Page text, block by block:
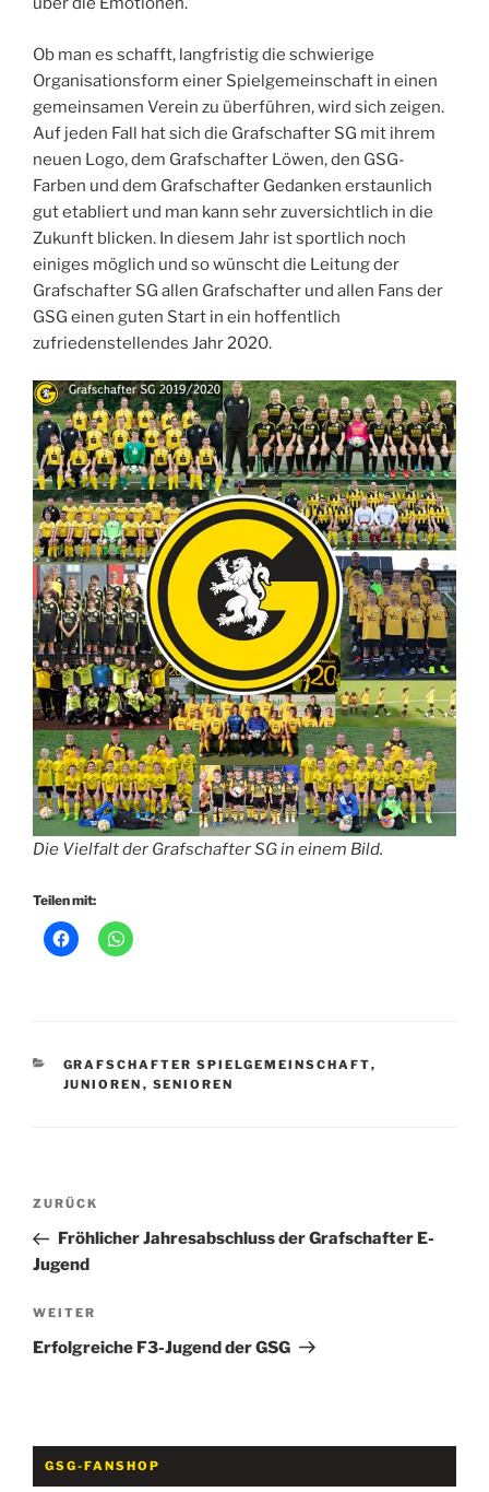
Ob man es schafft, langfristig die schwierige
Organisationsform einer Spielgemeinschaft in einen
gemeinsamen Verein zu überführen, wird sich zeigen.
Auf jeden Fall hat sich die Grafschafter SG mit ihrem
neuen Logo, dem Grafschafter Löwen, den GSG-
Farben und dem Grafschafter Gedanken erstaunlich
gut etabliert und man kann sehr zuversichtlich in die
Zukunft blicken. In diesem Jahr ist sportlich noch
einiges möglich und so wünscht die Leitung der
Grafschafter SG allen Grafschafter und allen Fans der
GSG einen guten Start in ein hoffentlich
zufriedenstellendes Jahr 2020.
Die Vielfalt der Grafschafter SG in einem Bild.
Teilen mit:
KATEGORIEN
GRAFSCHAFTER SPIELGEMEINSCHAFT,
JUNIOREN , SENIOREN
Beitragsnavigation
Vorheriger
Beitrag
ZURÜCK
Fröhlicher Jahresabschluss der Grafschafter E-
Jugend
Nächster
Beitrag
WEITER
Erfolgreiche F3-Jugend der GSG
GSG-FANSHOP